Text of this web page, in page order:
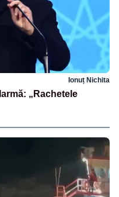
Ionuț Nichita
„Rachetele